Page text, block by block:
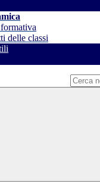
delle classi